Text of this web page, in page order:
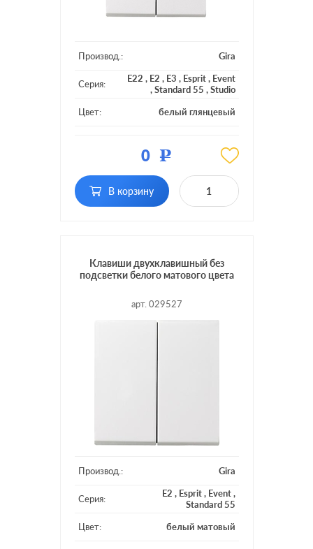
Производ.: Gira
Серия: E22 , E2 , E3 , Esprit, Event
,Standard 55 ,Studio
Цвет:
белый глянцевый
клавиш:
Подсветка: без подсветки
0 Р
В корзину
Клавиши двухклавишный без
подсветки белого матового цвета
арт. 029527
Производ.: Gira
Серия: E2 , Esprit, Event,
Standard 55
Цвет:
белый матовый